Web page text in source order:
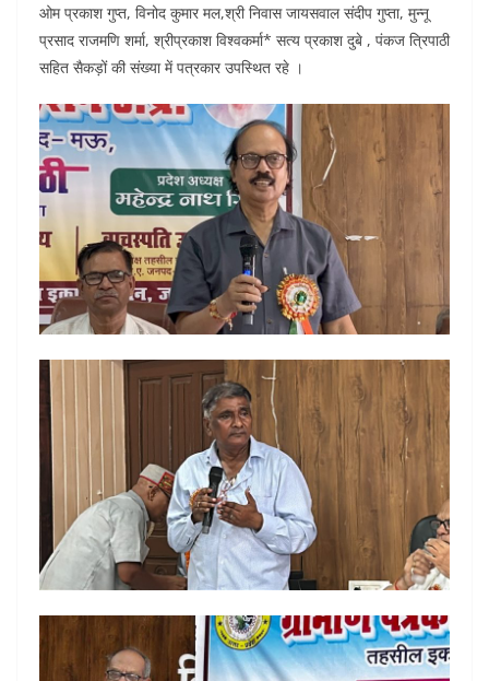
ओम प्रकाश गुप्त, विनोद कुमार मल,श्री निवास जायसवाल संदीप गुप्ता, मुन्नू
प्रसाद राजमणि शर्मा, श्रीप्रकाश विश्वकर्मा* सत्य प्रकाश दुबे , पंकज त्रिपाठी
सहित सैकड़ों की संख्या में पत्रकार उपस्थित रहे ।